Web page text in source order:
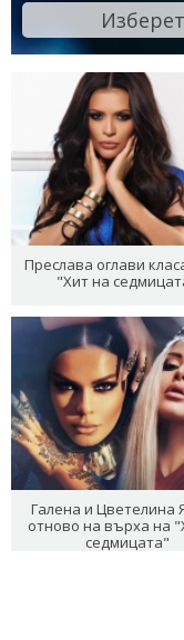
Преслава оглави
"Хит на
Галена и Цветелина
отново на върха на
седмицата"